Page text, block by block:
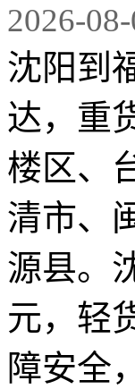
2026-
沈阳到
达，重
楼区、
清市、
源县。
元，轻
障安全